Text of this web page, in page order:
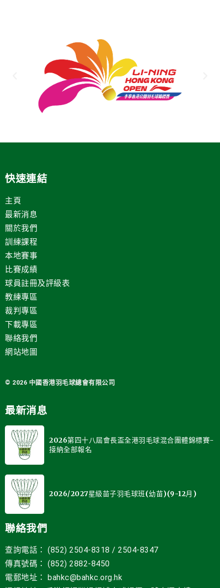
快速連結
主頁
最新消息
關於我們
訓練課程
本地賽事
比賽成績
球員註冊及評級表
教練專區
裁判專區
下載專區
聯絡我們
網站地圖
© 2026 中國香港羽毛球總會有限公司
最新消息
2026第四十八屆會長盃全港羽毛球混合團體錦標賽-
接納全部報名
2026/2027星級苗子羽毛球班(幼苗)(9-12月)
聯絡我們
查詢電話： (852) 2504-8318 / 2504-8347
傳真號碼： (852) 2882-8450
電郵地址 ： bahkc@bahkc.org.hk